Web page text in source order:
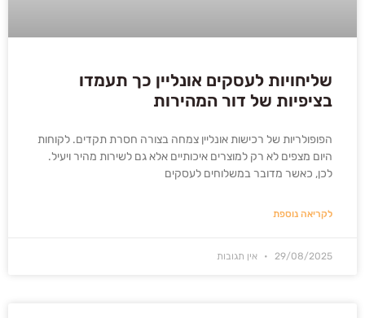
שליחויות לעסקים אונליין כך תעמדו
בציפיות של דור המהירות
הפופולריות של רכישות אונליין צמחה בצורה חסרת תקדים. לקוחות
היום מצפים לא רק למוצרים איכותיים אלא גם לשירות מהיר ויעיל.
לכן, כאשר מדובר במשלוחים לעסקים
לקריאה נוספת
29/08/2025 אין תגובות